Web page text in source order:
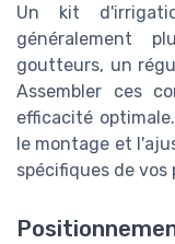
Un kit
généralement
goutteurs, un
Assembler ces
efficacité
le montage et
spécifiques de vos